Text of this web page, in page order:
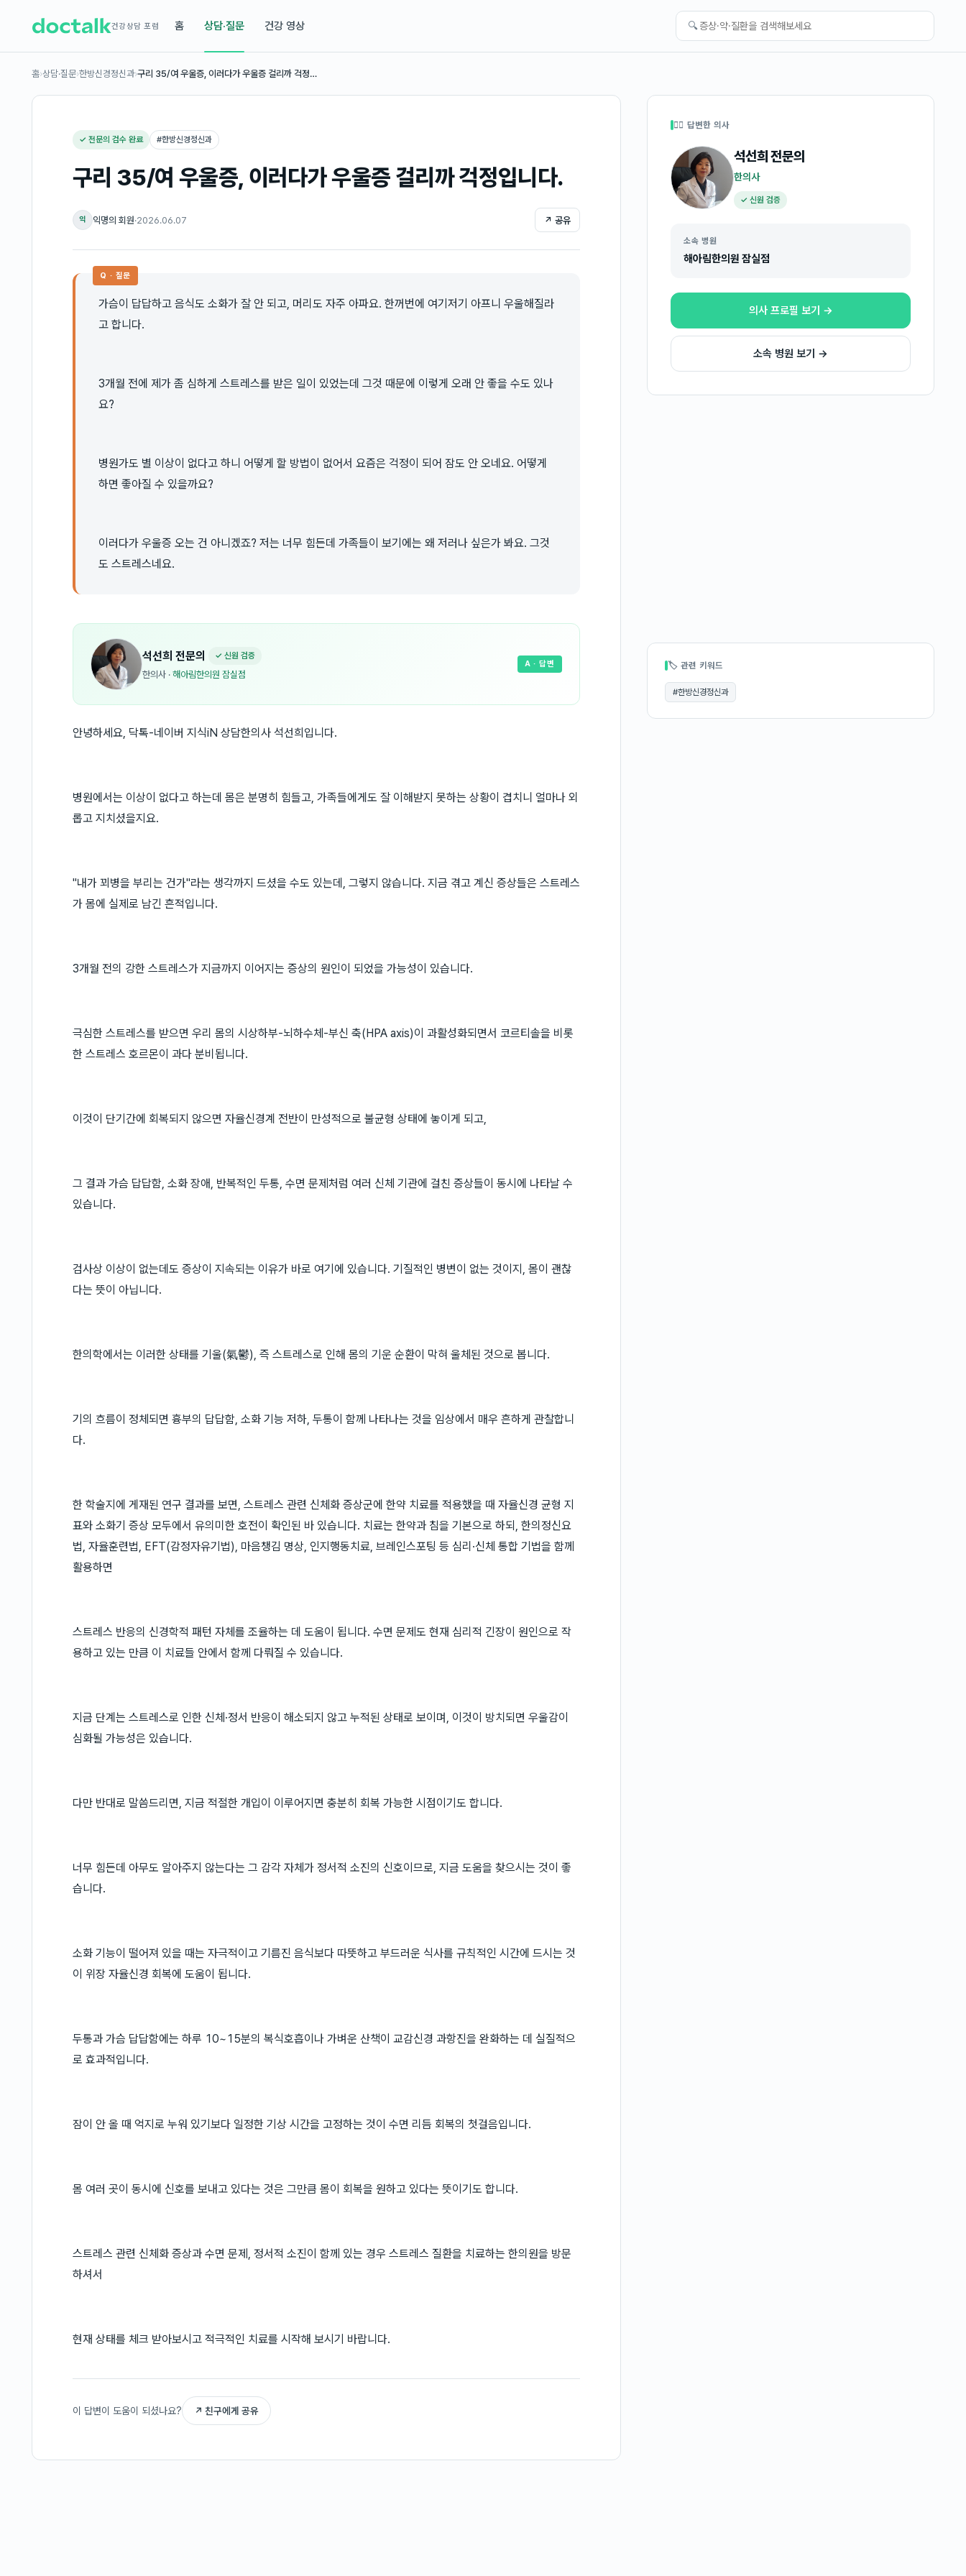
건강상담 포럼 홈 상담·질문 건강 영상 🔍
홈›상담·질문›한방신경정신과›구리 35/여 우울증, 이러다가 우울증 걸리까 걱정…
✓ 전문의 검수 완료 #한방신경정신과
구리 35/여 우울증, 이러다가 우울증 걸리까 걱정입니다.
익 익명의 회원·2026.06.07 ↗ 공유
Q · 질문
가슴이 답답하고 음식도 소화가 잘 안 되고, 머리도 자주 아파요. 한꺼번에 여기저기 아프니 우울해질라
고 합니다.
3개월 전에 제가 좀 심하게 스트레스를 받은 일이 있었는데 그것 때문에 이렇게 오래 안 좋을 수도 있나
요?
병원가도 별 이상이 없다고 하니 어떻게 할 방법이 없어서 요즘은 걱정이 되어 잠도 안 오네요. 어떻게
하면 좋아질 수 있을까요?
이러다가 우울증 오는 건 아니겠죠? 저는 너무 힘든데 가족들이 보기에는 왜 저러나 싶은가 봐요. 그것
도 스트레스네요.
석선희 전문의 ✓ 신원 검증
한의사 · 해아림한의원 잠실점
A · 답변
안녕하세요, 닥톡-네이버 지식iN 상담한의사 석선희입니다.
병원에서는 이상이 없다고 하는데 몸은 분명히 힘들고, 가족들에게도 잘 이해받지 못하는 상황이 겹치니 얼마나 외
롭고 지치셨을지요.
"내가 꾀병을 부리는 건가"라는 생각까지 드셨을 수도 있는데, 그렇지 않습니다. 지금 겪고 계신 증상들은 스트레스
가 몸에 실제로 남긴 흔적입니다.
3개월 전의 강한 스트레스가 지금까지 이어지는 증상의 원인이 되었을 가능성이 있습니다.
극심한 스트레스를 받으면 우리 몸의 시상하부-뇌하수체-부신 축(HPA axis)이 과활성화되면서 코르티솔을 비롯
한 스트레스 호르몬이 과다 분비됩니다.
이것이 단기간에 회복되지 않으면 자율신경계 전반이 만성적으로 불균형 상태에 놓이게 되고,
그 결과 가슴 답답함, 소화 장애, 반복적인 두통, 수면 문제처럼 여러 신체 기관에 걸친 증상들이 동시에 나타날 수
있습니다.
검사상 이상이 없는데도 증상이 지속되는 이유가 바로 여기에 있습니다. 기질적인 병변이 없는 것이지, 몸이 괜찮
다는 뜻이 아닙니다.
한의학에서는 이러한 상태를 기울(氣鬱), 즉 스트레스로 인해 몸의 기운 순환이 막혀 울체된 것으로 봅니다.
기의 흐름이 정체되면 흉부의 답답함, 소화 기능 저하, 두통이 함께 나타나는 것을 임상에서 매우 흔하게 관찰합니
다.
한 학술지에 게재된 연구 결과를 보면, 스트레스 관련 신체화 증상군에 한약 치료를 적용했을 때 자율신경 균형 지
표와 소화기 증상 모두에서 유의미한 호전이 확인된 바 있습니다. 치료는 한약과 침을 기본으로 하되, 한의정신요
법, 자율훈련법, EFT(감정자유기법), 마음챙김 명상, 인지행동치료, 브레인스포팅 등 심리·신체 통합 기법을 함께
활용하면
스트레스 반응의 신경학적 패턴 자체를 조율하는 데 도움이 됩니다. 수면 문제도 현재 심리적 긴장이 원인으로 작
용하고 있는 만큼 이 치료들 안에서 함께 다뤄질 수 있습니다.
지금 단계는 스트레스로 인한 신체·정서 반응이 해소되지 않고 누적된 상태로 보이며, 이것이 방치되면 우울감이
심화될 가능성은 있습니다.
다만 반대로 말씀드리면, 지금 적절한 개입이 이루어지면 충분히 회복 가능한 시점이기도 합니다.
너무 힘든데 아무도 알아주지 않는다는 그 감각 자체가 정서적 소진의 신호이므로, 지금 도움을 찾으시는 것이 좋
습니다.
소화 기능이 떨어져 있을 때는 자극적이고 기름진 음식보다 따뜻하고 부드러운 식사를 규칙적인 시간에 드시는 것
이 위장 자율신경 회복에 도움이 됩니다.
두통과 가슴 답답함에는 하루 10~15분의 복식호흡이나 가벼운 산책이 교감신경 과항진을 완화하는 데 실질적으
로 효과적입니다.
잠이 안 올 때 억지로 누워 있기보다 일정한 기상 시간을 고정하는 것이 수면 리듬 회복의 첫걸음입니다.
몸 여러 곳이 동시에 신호를 보내고 있다는 것은 그만큼 몸이 회복을 원하고 있다는 뜻이기도 합니다.
스트레스 관련 신체화 증상과 수면 문제, 정서적 소진이 함께 있는 경우 스트레스 질환을 치료하는 한의원을 방문
하셔서
현재 상태를 체크 받아보시고 적극적인 치료를 시작해 보시기 바랍니다.
이 답변이 도움이 되셨나요? ↗ 친구에게 공유
👩‍⚕️ 답변한 의사
석선희전문의
한의사
✓ 신원 검증
소속 병원
해아림한의원 잠실점
의사 프로필 보기 →
소속 병원 보기 →
🏷 관련 키워드
#한방신경정신과